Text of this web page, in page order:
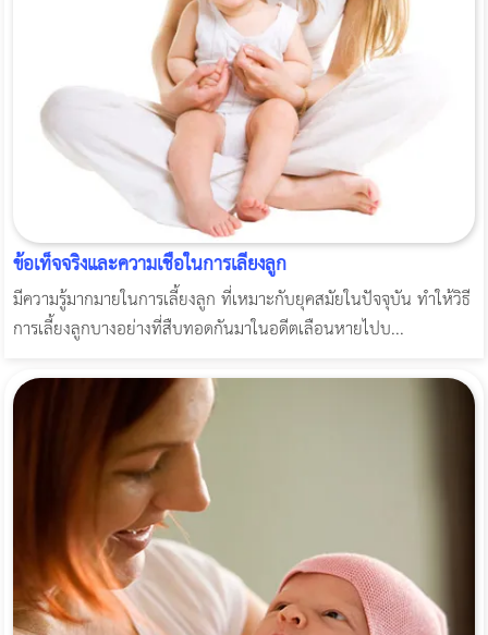
ข้อเท็จจริงและความเชื่อในการเลี้ยงลูก
มีความรู้มากมายในการเลี้ยงลูก ที่เหมาะกับยุคสมัยในปัจจุบัน ทำให้วิธี
การเลี้ยงลูกบางอย่างที่สืบทอดกันมาในอดีตเลือนหายไปบ...